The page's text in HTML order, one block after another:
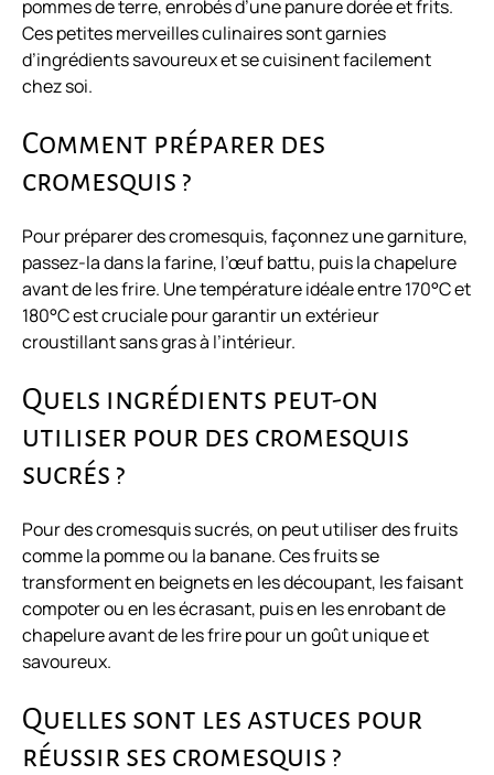
pommes de terre, enrobés d’une panure dorée et frits.
Ces petites merveilles culinaires sont garnies
d’ingrédients savoureux et se cuisinent facilement
chez soi.
Comment préparer des
cromesquis ?
Pour préparer des cromesquis, façonnez une garniture,
passez-la dans la farine, l’œuf battu, puis la chapelure
avant de les frire. Une température idéale entre 170°C et
180°C est cruciale pour garantir un extérieur
croustillant sans gras à l’intérieur.
Quels ingrédients peut-on
utiliser pour des cromesquis
sucrés ?
Pour des cromesquis sucrés, on peut utiliser des fruits
comme la pomme ou la banane. Ces fruits se
transforment en beignets en les découpant, les faisant
compoter ou en les écrasant, puis en les enrobant de
chapelure avant de les frire pour un goût unique et
savoureux.
Quelles sont les astuces pour
réussir ses cromesquis ?